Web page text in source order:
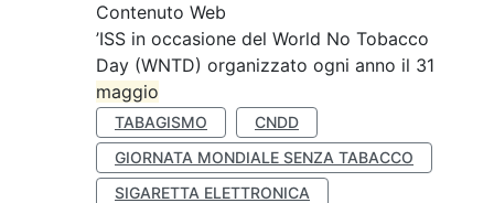
Contenuto Web
’ISS in occasione del World No Tobacco
Day (WNTD) organizzato ogni anno il 31
maggio
TABAGISMO
CNDD
GIORNATA MONDIALE SENZA TABACCO
SIGARETTA ELETTRONICA